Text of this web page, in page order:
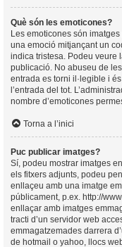
Què són les emoticones?
Les emoticones són
una emoció mitjançant un
indica tristesa. Podeu veure
publicació. No abuseu de
entrada es torni il·legible i
l’entrada del tot.
nombre d’emoticones
Torna a l’inici
Puc publicar imatges?
Sí, podeu mostrar imatges
els fitxers adjunts, podeu
enllaçeu amb una imatge
públicament, p.ex. http://
enllaçar amb imatges
tracti d’un servidor web
emmagatzemades darrera
de hotmail o yahoo, llocs